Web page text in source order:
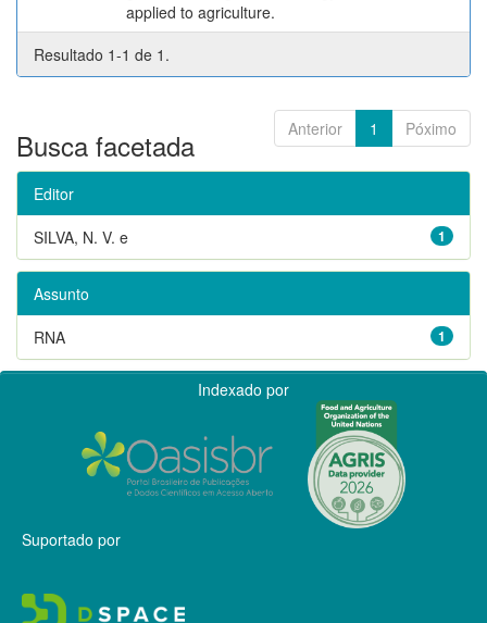
applied to agriculture.
Resultado 1-1 de 1.
Anterior 1 Póximo
Busca facetada
Editor
1
SILVA, N. V. e
Assunto
1
RNA
Indexado por
Suportado por